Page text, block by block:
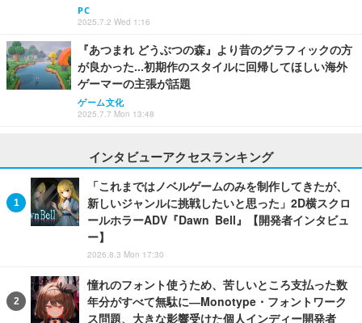
PC
2025.7.2 Wed 1:16
『あつまれ どうぶつの森』より昔のグラフィックの方
が良かった…初期作のスタイルに回帰してほしい海外
ゲーマーの主張が話題
ゲーム文化
2025.7.7 Mon 13:48
インタビューアクセスランキング
「これまではノベルゲームのみを制作してきたが、
新しいジャンルに挑戦したいと思った」2D横スクロ
ールホラーADV『Dawn Bell』【開発者インタビュ
ー】
2026.8.3 Mon 17:30
憧れのフォント使うため、苦しいところ支払った数
年分がすべて無駄に―Monotype・フォントワーク
ス問題、大きな影響受けた個人インディー開発者